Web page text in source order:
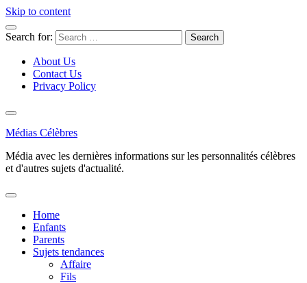
Skip to content
Search for:
About Us
Contact Us
Privacy Policy
Médias Célèbres
Média avec les dernières informations sur les personnalités célèbres
et d'autres sujets d'actualité.
Home
Enfants
Parents
Sujets tendances
Affaire
Fils